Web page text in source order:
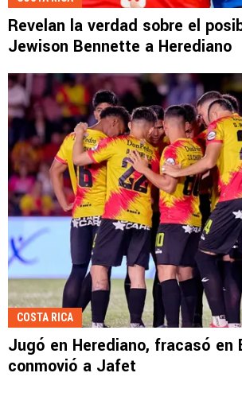
Revelan la verdad sobre el
Jewison Bennette a Herediano
COSTA RICA
Jugó en Herediano, fracasó en
conmovió a Jafet